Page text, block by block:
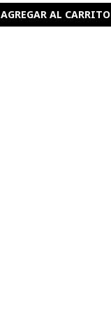
AGREGAR AL CARRITO